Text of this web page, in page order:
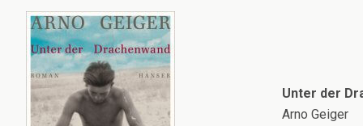
Unter der
Arno Geiger